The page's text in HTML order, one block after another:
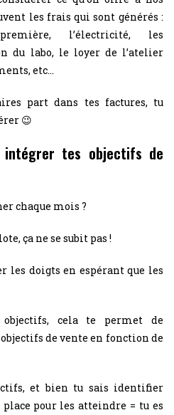
les frais qui sont générés :
l’électricité, les
du labo, le loyer de l’atelier
etc…
part dans tes factures, tu
😉
tes objectifs de
chaque mois ?
ça ne se subit pas !
les doigts en espérant que les
cela te permet de
de vente en fonction de
et bien tu sais identifier
pour les atteindre = tu es